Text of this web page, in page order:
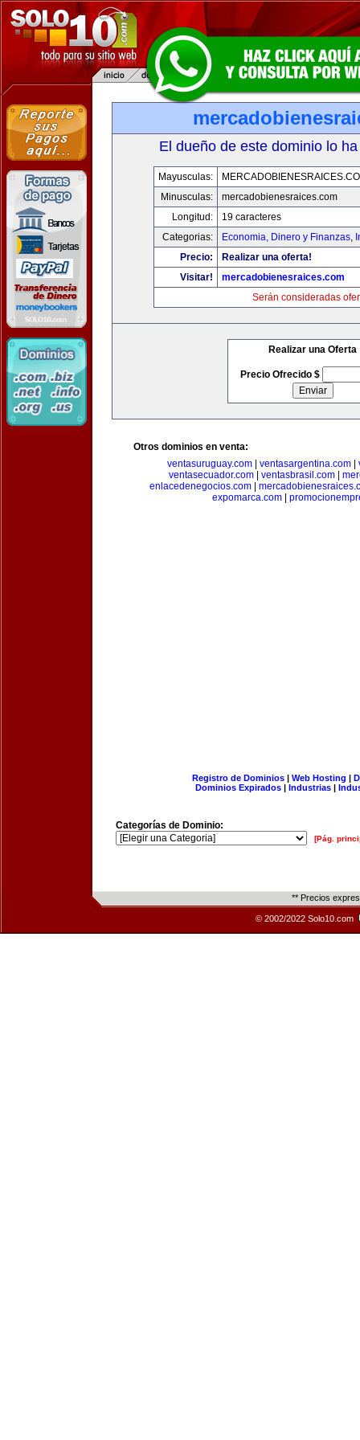
El dueño de este dominio lo
Mayusculas:
Minusculas:
mercadobienesraices.com
Longitud:
19 caracteres
Categorias:
Economia, Dinero y Finanzas,
Precio:
Realizar una oferta!
Visitar!
mercadobienesraices.com
Serán consideradas
Realizar una Oferta
Precio Ofrecido $
Otros dominios en venta:
ventasuruguay.com| ventasargentina.com|
ventasecuador.com| ventasbrasil.com|
enlacedenegocios.com|
expomarca.com|
Registro de Dominios| Web Hosting |
Dominios Expirados | Industrias |
Categorías de Dominio:
[Pág.
** Precios
© 2002/2022 Solo10.com